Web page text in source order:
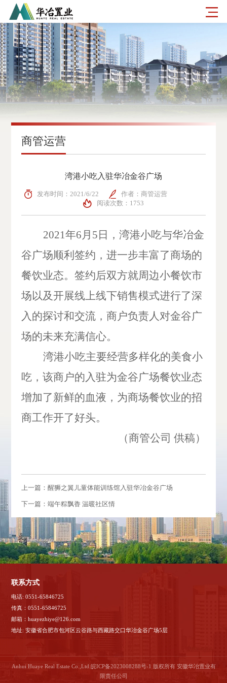
商管运营
湾港小吃入驻华冶金谷广场
发布时间：2021/6/22
作者：商管运营
阅读次数：1753
2021年6月5日，湾港小吃与华冶金
谷广场顺利签约，进一步丰富了商场的
餐饮业态。签约后双方就周边小餐饮市
场以及开展线上线下销售模式进行了深
入的探讨和交流，商户负责人对金谷广
场的未来充满信心。
湾港小吃主要经营多样化的美食小
吃 ，该商户的入驻为金谷广场餐饮业态
增加了新鲜的血液， 为商场餐饮业的招
商工作开了好头。
（商管公司 供稿）
上一篇：醒狮之翼儿童体能训练馆入驻华冶金谷广场
下一篇：端午粽飘香 温暖社区情
联系方式
电话: 0551-65846725
传真：0551-65846725
邮箱：huayezhiye@126.com
地址: 安徽省合肥市包河区云谷路与西藏路交口华冶金谷广场5层
Anhui Huaye Real Estate Co.,Ltd. 皖ICP备2023008288号-1 版权所有 安徽华冶置业有
限责任公司